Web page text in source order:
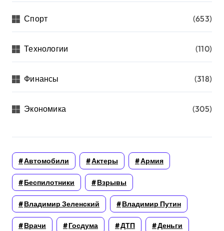
Спорт (653)
Технологии (110)
Финансы (318)
Экономика (305)
Автомобили Актеры Армия
Беспилотники Взрывы
Владимир Зеленский Владимир Путин
Врачи Госдума ДТП Деньги